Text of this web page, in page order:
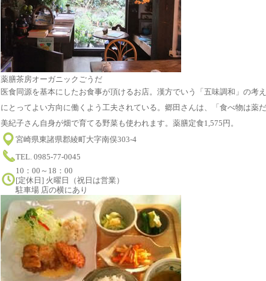
薬膳茶房オーガニックごうだ
医食同源を基本にしたお食事が頂けるお店。漢方でいう「五味調和」の考
にとってよい方向に働くよう工夫されている。郷田さんは、「食べ物は薬
美紀子さん自身が畑で育てる野菜も使われます。薬膳定食1,575円。
宮崎県東諸県郡綾町大字南俣303-4
TEL. 0985-77-0045
10：00～18：00
[定休日] 火曜日（祝日は営業）
駐車場 店の横にあり